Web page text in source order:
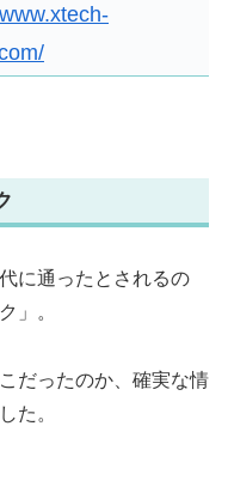
に通ったとされるの
」。
だったのか、確実な情
た。